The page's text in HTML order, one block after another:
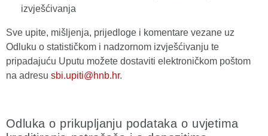
izvješćivanja
Sve upite, mišljenja, prijedloge i komentare vezane uz
Odluku o statističkom i nadzornom izvješćivanju te
pripadajuću Uputu možete dostaviti elektroničkom poštom
na adresu sbi.upiti@hnb.hr.
Odluka o prikupljanju podataka o uvjetima